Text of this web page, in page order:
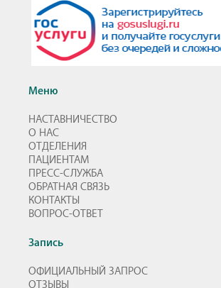
Меню
НАСТАВНИЧЕСТВО
О НАС
ОТДЕЛЕНИЯ
ПАЦИЕНТАМ
ПРЕСС-СЛУЖБА
ОБРАТНАЯ СВЯЗЬ
КОНТАКТЫ
ВОПРОС-ОТВЕТ
Запись
ОФИЦИАЛЬНЫЙ ЗАПРОС
ОТЗЫВЫ